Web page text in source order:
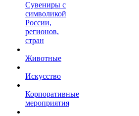
Сувениры с
символикой
России,
регионов,
стран
Животные
Искусство
Корпоративные
мероприятия